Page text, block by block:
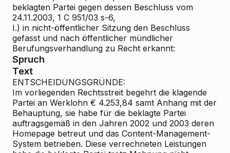
beklagten Partei gegen dessen Beschluss vom
24.11.2003, 1 C 951/03 s-6,
I.) in nicht-öffentlicher Sitzung den Beschluss
gefasst und nach öffentlicher mündlicher
Berufungsverhandlung zu Recht erkannt:
Spruch
Text
ENTSCHEIDUNGSGRÜNDE:
Im vorliegenden Rechtsstreit begehrt die klagende
Partei an Werklohn € 4.253,84 samt Anhang mit der
Behauptung, sie habe für die beklagte Partei
auftragsgemäß in den Jahren 2002 und 2003 deren
Homepage betreut und das Content-Management-
System betrieben. Diese verrechneten Leistungen